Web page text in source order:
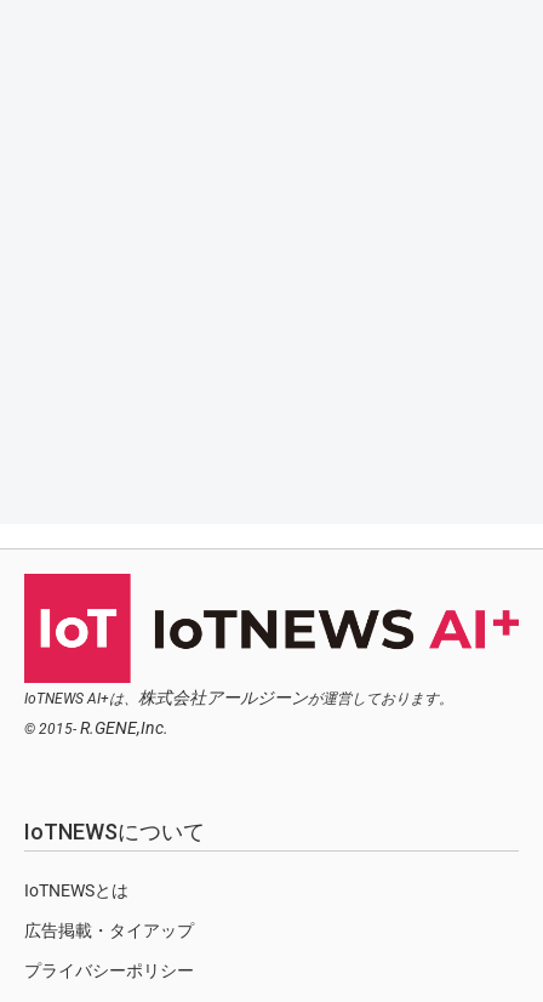
IoTNEWS AI+は、 株式会社アールジーンが運営しております。
© 2015- R.GENE,Inc.
IoTNEWSについて
IoTNEWSとは
広告掲載・タイアップ
プライバシーポリシー